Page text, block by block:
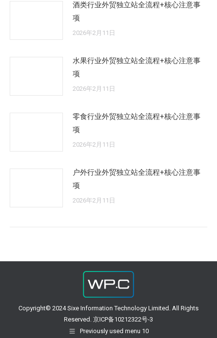
酒类行业外贸独立站全流程+核心注意事
项
2026年2月11日
水果行业外贸独立站全流程+核心注意事
项
2026年2月11日
零食行业外贸独立站全流程+核心注意事
项
2026年2月11日
户外行业外贸独立站全流程+核心注意事
项
2026年2月11日
Copyright© 2024 Sixe Information Technology Limited. All Rights
Reserved. 京ICP备10212322号-3
Previously used menu 10